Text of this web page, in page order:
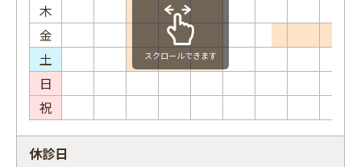
木
金
土
日
祝
スクロールできます
休診日